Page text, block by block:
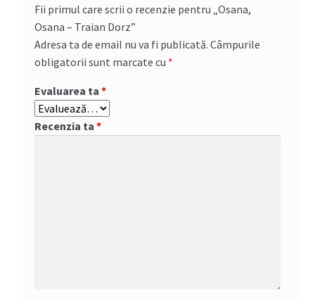
Fii primul care scrii o recenzie pentru „Osana,
Osana – Traian Dorz”
Adresa ta de email nu va fi publicată. Câmpurile
obligatorii sunt marcate cu *
Evaluarea ta *
Recenzia ta *